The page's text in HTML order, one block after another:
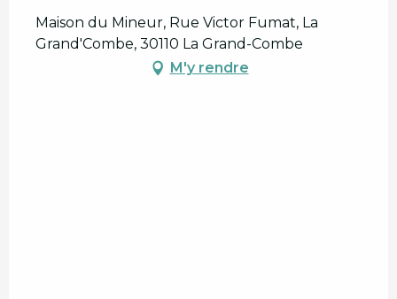
Du 22 septembre 2026 au
septembre 2026
Maison du Mineur, Rue Victor Fumat, La
Grand'Combe, 30110 La Grand-Combe
M'y rendre